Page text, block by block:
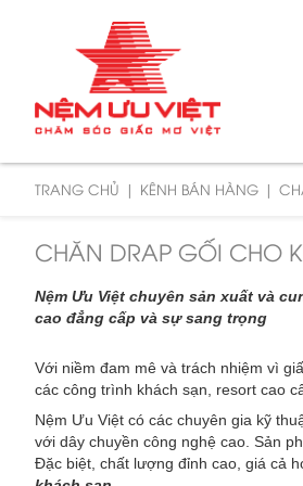
TRANG CHỦ KÊNH BÁN HÀNG
CHĂN DRAP GỐI CHO
Nệm Ưu Việt chuyên sản xuất và
cao đẳng cấp và sự sang trọng
Với niềm đam mê và trách nhiệm vì
các công trình khách sạn, resort cao
Nệm Ưu Việt có các chuyên gia kỹ
với dây chuyền công nghệ cao. Sản
Đặc biệt, chất lượng đỉnh cao, giá cả